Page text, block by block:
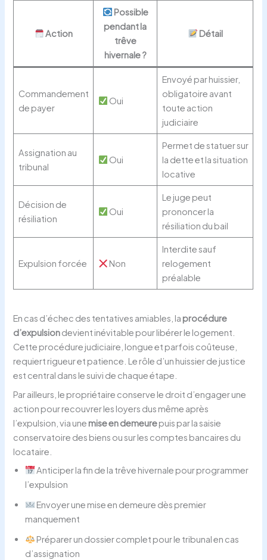
Action
Possible
pendant la
trêve
hivernale ?
Détail
Commandement
de payer
Oui
Envoyé par huissier,
obligatoire avant
toute action
judiciaire
Assignation au
tribunal
Oui
Permet de statuer sur
la dette et la situation
locative
Décision de
résiliation
Oui
Le juge peut
prononcer la
résiliation du bail
Expulsion forcée Non
Interdite sauf
relogement
préalable
En cas d’échec des tentatives amiables, la procédure
d’expulsiondevient inévitable pour libérer le logement.
Cette procédure judiciaire, longue et parfois coûteuse,
requiert rigueur et patience. Le rôle d’un huissier de justice
est central dans le suivi de chaque étape.
Par ailleurs, le propriétaire conserve le droit d’engager une
action pour recouvrer les loyers dus même après
l’expulsion, via une mise en demeurepuis par la saisie
conservatoire des biens ou sur les comptes bancaires du
locataire.
Anticiper la fin de la trêve hivernale pour programmer
l’expulsion
Envoyer une mise en demeure dès premier
manquement
Préparer un dossier complet pour le tribunal en cas
d’assignation